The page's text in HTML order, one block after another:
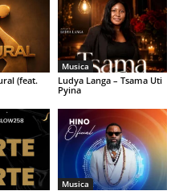
(feat.
Musica
Ludya Langa – Tsama Uti
Pyina
Musica